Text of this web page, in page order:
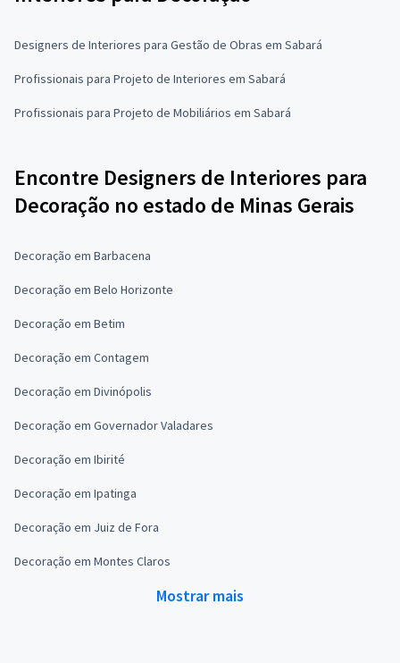
Designers de Interiores para Gestão de Obras em Sabará
Profissionais para Projeto de Interiores em Sabará
Profissionais para Projeto de Mobiliários em Sabará
Encontre Designers de Interiores para
Decoração no estado de Minas Gerais
Decoração em Barbacena
Decoração em Belo Horizonte
Decoração em Betim
Decoração em Contagem
Decoração em Divinópolis
Decoração em Governador Valadares
Decoração em Ibirité
Decoração em Ipatinga
Decoração em Juiz de Fora
Decoração em Montes Claros
Mostrar mais